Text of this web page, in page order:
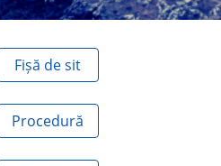
Fișă de sit
Procedură